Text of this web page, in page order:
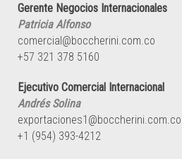
Gerente Negocios Internacionales
Patricia Alfonso
comercial@boccherini.com.co
+57 321 378 5160
Ejecutivo Comercial Internacional
Andrés Solina
exportaciones1@boccherini.com.co
+1 (954) 393-4212